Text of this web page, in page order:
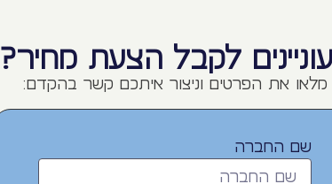
לקבל הצעת מחיר?
מלאו את הפרטים וניצור איתכם קשר בהקדם:
שם החברה